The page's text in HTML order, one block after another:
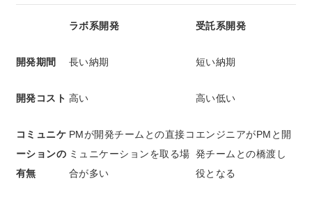
ラボ系開発 受託系開発
開発期間 長い納期 短い納期
開発コスト 高い 高い低い
コミュニケ
ーションの
有無
PMが開発チームとの直接コ
ミュニケーションを取る場
合が多い
エンジニアがPMと開
発チームとの橋渡し
役となる